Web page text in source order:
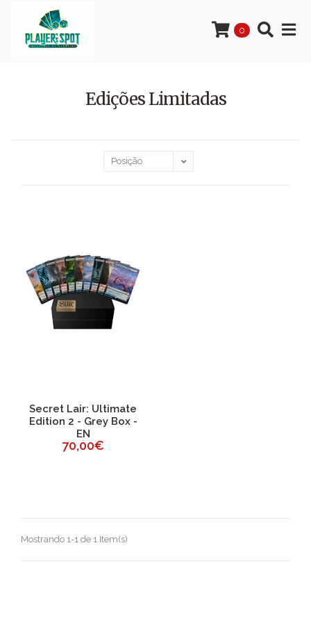
0
Edições Limitadas
Secret Lair: Ultimate
Edition 2 - Grey Box -
EN
70,00€
Mostrando 1-1 de 1 Item(s)